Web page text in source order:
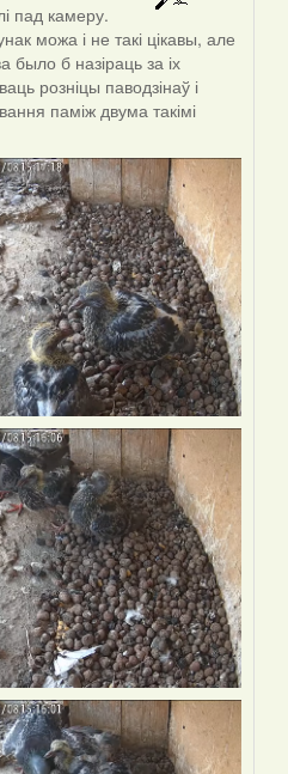
пад камеру.
можа і не такі цікавы, але
было б назіраць за іх
розніцы паводзінаў і
паміж двума такімі